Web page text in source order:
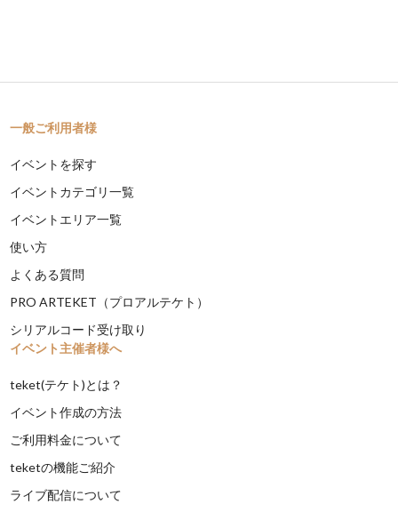
一般ご利用者様
イベントを探す
イベントカテゴリ一覧
イベントエリア一覧
使い方
よくある質問
PRO ARTEKET（プロアルテケト）
シリアルコード受け取り
イベント主催者様へ
teket(テケト)とは？
イベント作成の方法
ご利用料金について
teketの機能ご紹介
ライブ配信について